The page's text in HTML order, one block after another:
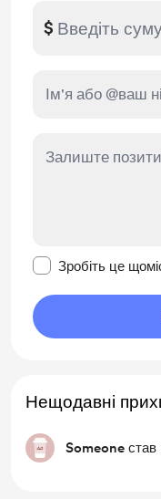
$
Зробіть це
Нещодавні
Someone став